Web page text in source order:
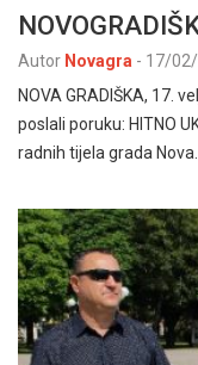
Autor Novagra - 17/
NOVA GRADIŠKA, 17.
poslali poruku: HITNO
radnih tijela grada